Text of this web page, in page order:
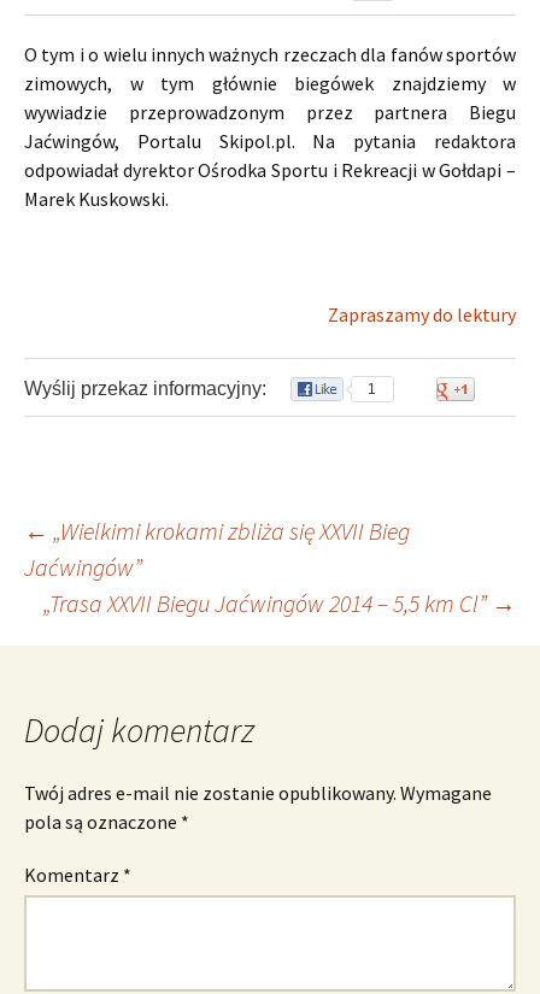
O tym i o wielu innych ważnych rzeczach dla fanów sportów
zimowych, w tym głównie biegówek znajdziemy w
wywiadzie przeprowadzonym przez partnera Biegu
Jaćwingów, Portalu Skipol.pl. Na pytania redaktora
odpowiadał dyrektor Ośrodka Sportu i Rekreacji w Gołdapi –
Marek Kuskowski.
Zapraszamy do lektury
Wyślij przekaz informacyjny: 1
Nawigacja
wpisu
← „Wielkimi krokami zbliża się XXVII Bieg
Jaćwingów”
„Trasa XXVII Biegu Jaćwingów 2014 – 5,5 km Cl” →
Dodaj komentarz
Twój adres e-mail nie zostanie opublikowany. Wymagane
pola są oznaczone *
Komentarz *